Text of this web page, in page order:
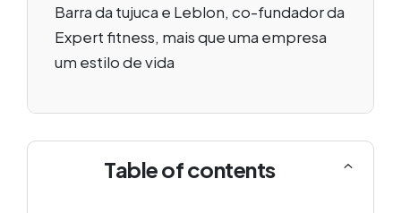
Barra da tujuca e Leblon, co-fundador da
Expert fitness, mais que uma empresa
um estilo de vida
Table of contents